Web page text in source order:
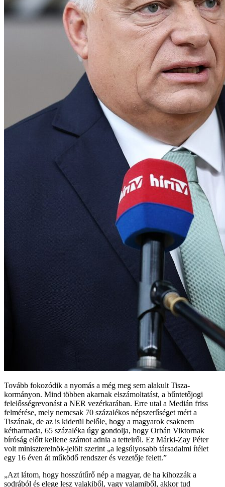
Tovább fokozódik a nyomás a még meg sem alakult Tisza-
kormányon. Mind többen akarnak elszámoltatást, a bűntetőjogi
felelősségrevonást a NER vezérkarában. Erre utal a Medián friss
felmérése, mely nemcsak 70 százalékos népszerűséget mért a
Tiszának, de az is kiderül belőle, hogy a magyarok csaknem
kétharmada, 65 százaléka úgy gondolja, hogy Orbán Viktornak
bíróság előtt kellene számot adnia a tetteiről. Ez Márki-Zay Péter
volt miniszterelnök-jelölt szerint „a legsúlyosabb társadalmi ítélet
egy 16 éven át működő rendszer és vezetője felett.”
„Azt látom, hogy hosszútűrő nép a magyar, de ha kihozzák a
sodrából és elege lesz valakiből, vagy valamiből, akkor tud